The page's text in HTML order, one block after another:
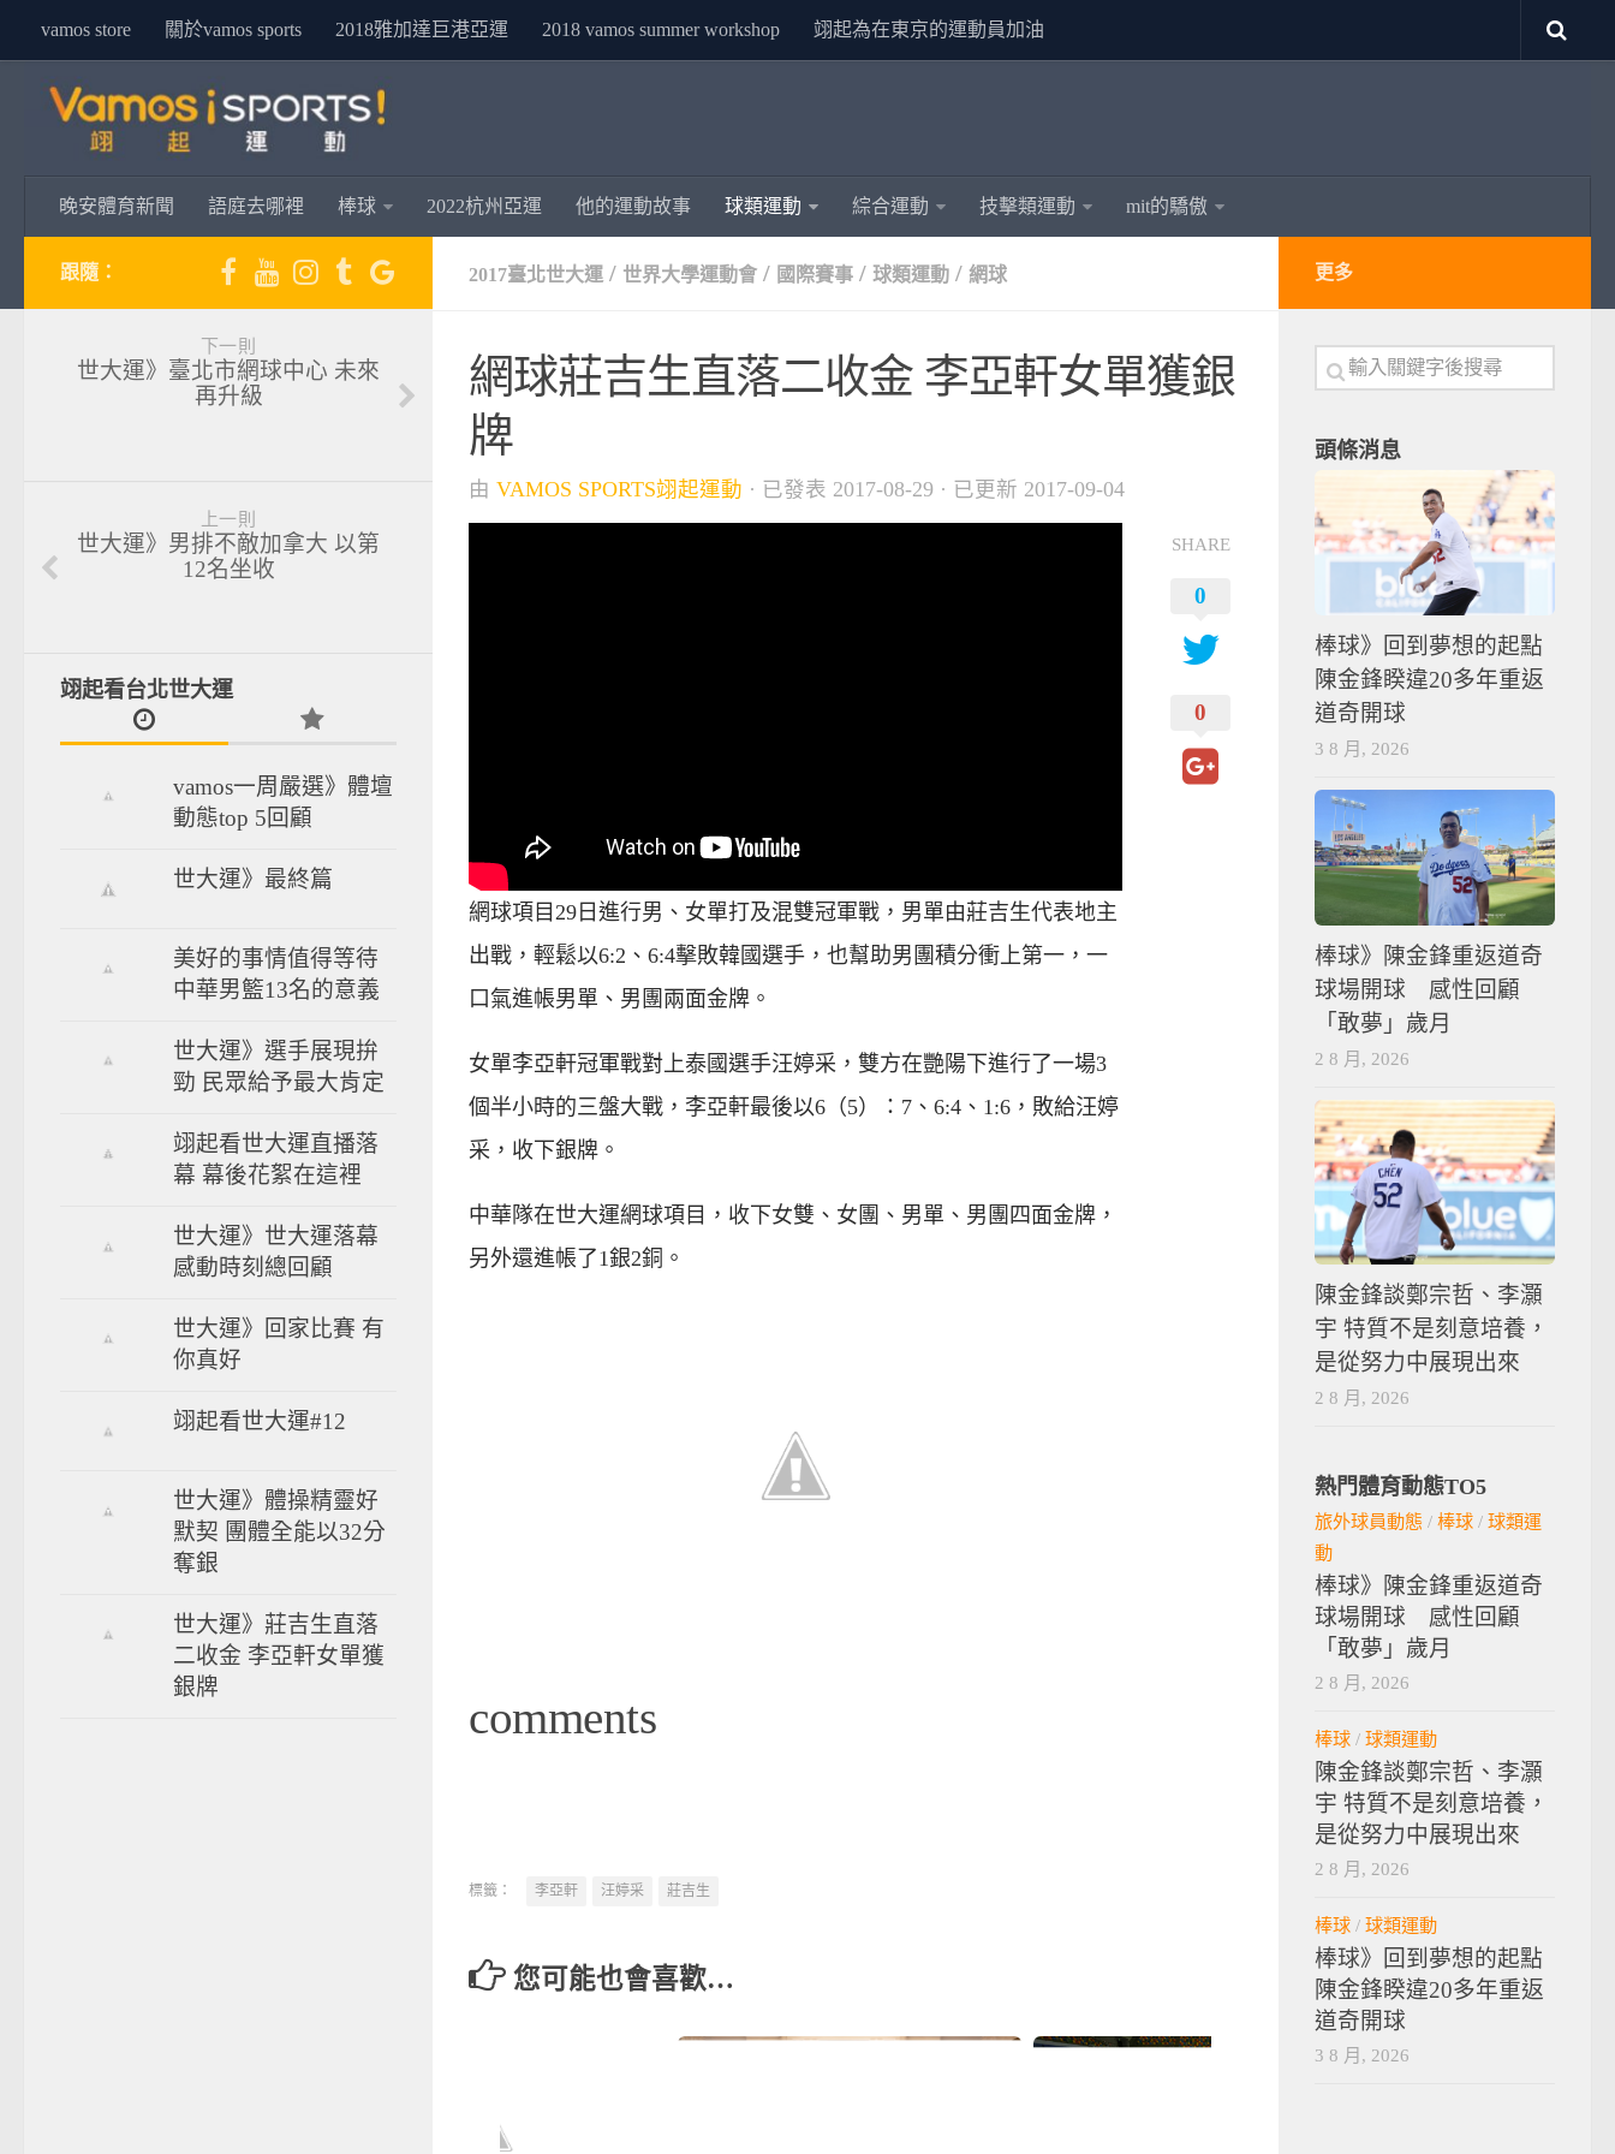
vamos store 關於vamos sports 2018雅加達巨港亞運 2018 vamos summer workshop 翊起為在東京的運動員加油
晚安體育新聞 語庭去哪裡 棒球 2022杭州亞運 他的運動故事 球類運動 綜合運動 技擊類運動 mit的驕傲
2017臺北世大運 / 世界大學運動會 / 國際賽事 / 球類運動 / 網球
網球莊吉生直落二收金 李亞軒女單獲銀
牌
由 VAMOS SPORTS翊起運動 · 已發表 2017-08-29 · 已更新 2017-09-04
網球項目29日進行男、女單打及混雙冠軍戰，男單由莊吉生代表地主
出戰，輕鬆以6:2、6:4擊敗韓國選手，也幫助男團積分衝上第一，一
口氣進帳男單、男團兩面金牌。
女單李亞軒冠軍戰對上泰國選手汪婷采，雙方在艷陽下進行了一場3
個半小時的三盤大戰，李亞軒最後以6（5）：7、6:4、1:6，敗給汪婷
采，收下銀牌。
中華隊在世大運網球項目，收下女雙、女團、男單、男團四面金牌，
另外還進帳了1銀2銅。
comments
SHARE
0
0
標籤： 李亞軒 汪婷采 莊吉生
您可能也會喜歡…
跟隨：
下一則
世大運》臺北市網球中心 未來
再升級
上一則
世大運》男排不敵加拿大 以第
12名坐收
翊起看台北世大運
vamos一周嚴選》體壇
動態top 5回顧
世大運》最終篇
美好的事情值得等待
中華男籃13名的意義
世大運》選手展現拚
勁 民眾給予最大肯定
翊起看世大運直播落
幕 幕後花絮在這裡
世大運》世大運落幕
感動時刻總回顧
世大運》回家比賽 有
你真好
翊起看世大運#12
世大運》體操精靈好
默契 團體全能以32分
奪銀
世大運》莊吉生直落
二收金 李亞軒女單獲
銀牌
更多
頭條消息
棒球》回到夢想的起點
陳金鋒睽違20多年重返
道奇開球
3 8 月, 2026
棒球》陳金鋒重返道奇
球場開球 感性回顧
「敢夢」歲月
2 8 月, 2026
陳金鋒談鄭宗哲、李灝
宇 特質不是刻意培養，
是從努力中展現出來
2 8 月, 2026
熱門體育動態TO5
旅外球員動態 / 棒球 / 球類運
動
棒球》陳金鋒重返道奇
球場開球 感性回顧
「敢夢」歲月
2 8 月, 2026
棒球 / 球類運動
陳金鋒談鄭宗哲、李灝
宇 特質不是刻意培養，
是從努力中展現出來
2 8 月, 2026
棒球 / 球類運動
棒球》回到夢想的起點
陳金鋒睽違20多年重返
道奇開球
3 8 月, 2026